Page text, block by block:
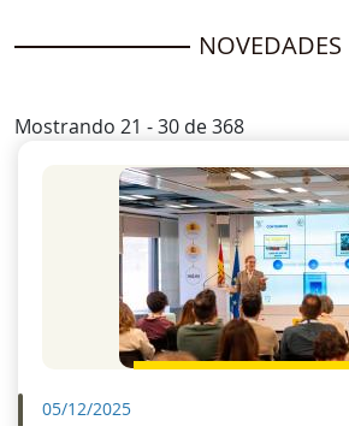
NOVEDADES
Mostrando 21 - 30 de 368
05/12/2025